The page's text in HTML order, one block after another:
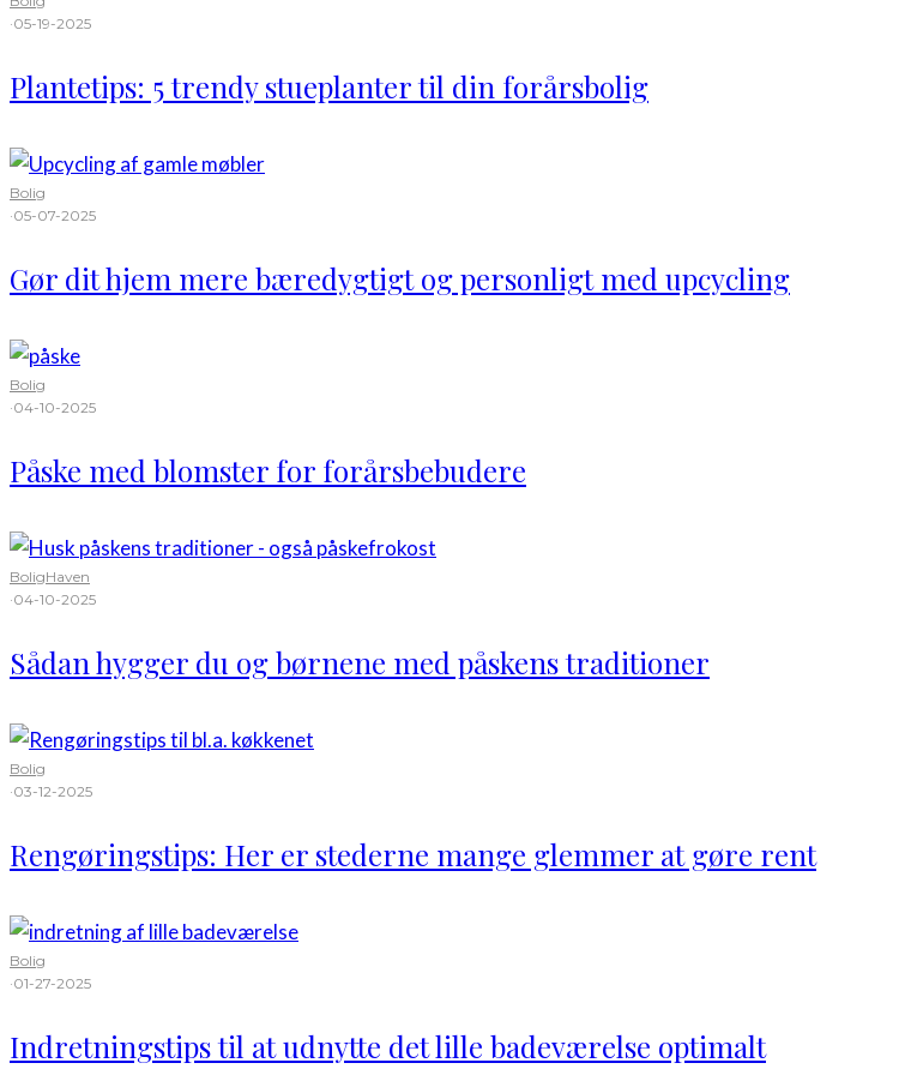
·05-19-2025
Plantetips: 5 trendy stueplanter til din forårsbolig
Bolig
·05-07-2025
Gør dit hjem mere bæredygtigt og personligt med upcycling
Bolig
·04-10-2025
Påske med blomster for forårsbebudere
BoligHaven
·04-10-2025
Sådan hygger du og børnene med påskens traditioner
Bolig
·03-12-2025
Rengøringstips: Her er stederne mange glemmer at gøre rent
Bolig
·01-27-2025
Indretningstips til at udnytte det lille badeværelse optimalt